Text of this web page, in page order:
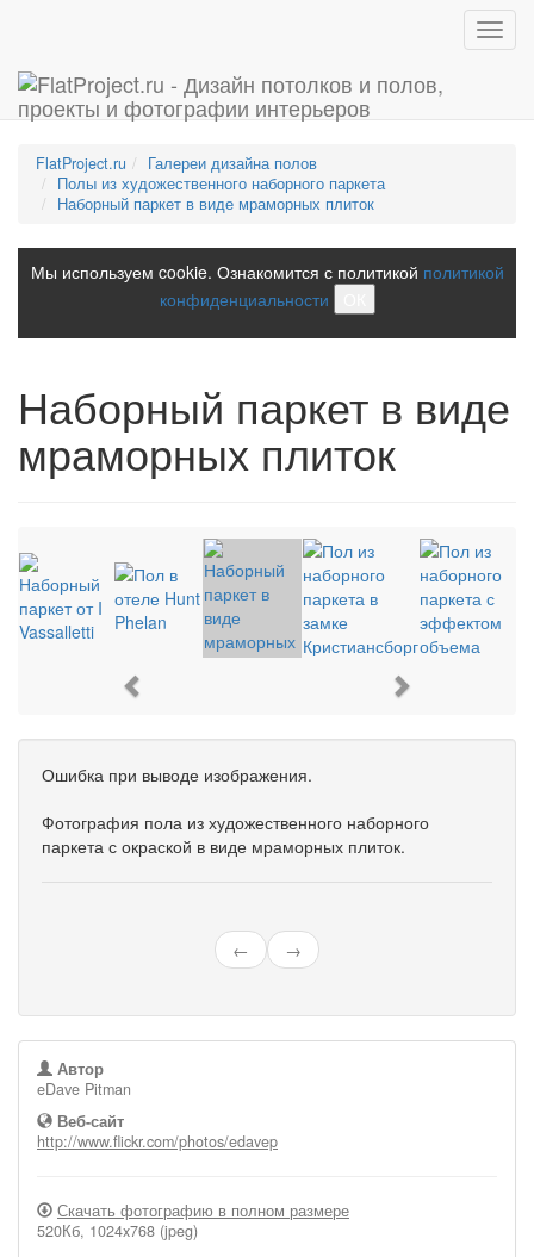
FlatProject.ru
Галереи дизайна полов
Полы из художественного наборного паркета
Наборный паркет в виде мраморных плиток
Мы используем cookie. Ознакомится с политикой политикой
конфиденциальности
Наборный паркет в виде
мраморных плиток
Ошибка при выводе изображения.
Фотография пола из художественного наборного
паркета с окраской в виде мраморных плиток.
← →
Автор
eDave Pitman
Веб-сайт
http://www.flickr.com/photos/edavep
Скачать фотографию в полном размере
520Кб, 1024x768 (jpeg)